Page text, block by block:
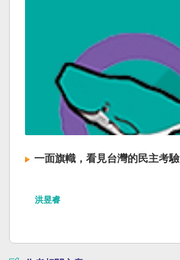
一面旗幟，看見台灣的民主考驗
洪昱睿